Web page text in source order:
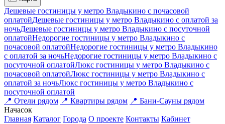
Дешевые гостиницы у метро Владыкино c почасовой
оплатойДешевые гостиницы у метро Владыкино с оплатой за
ночьДешевые гостиницы у метро Владыкино c посуточной
оплатойНедорогие гостиницы у метро Владыкино c
почасовой оплатойНедорогие гостиницы у метро Владыкино
с оплатой за ночьНедорогие гостиницы у метро Владыкино c
посуточной оплатойЛюкс гостиницы у метро Владыкино c
почасовой оплатойЛюкс гостиницы у метро Владыкино с
оплатой за ночьЛюкс гостиницы у метро Владыкино c
посуточной оплатой
📍 Отели рядом 📍 Квартиры рядом 📍 Бани-Сауны рядом
Начасок
Главная Каталог Города О проекте Контакты Кабинет